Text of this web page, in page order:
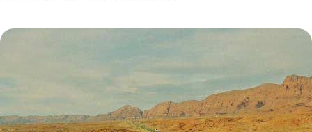
chaque vent porte une légende. Voici les lieux à ne surtout pas
manquer pour saisir l’esprit de Maui, l’île qui fait battre le cœur de